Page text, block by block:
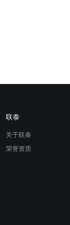
联泰
关于联泰
荣誉资质